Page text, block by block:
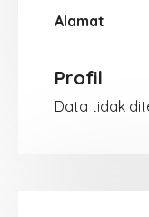
Alamat
Profil
Data tidak